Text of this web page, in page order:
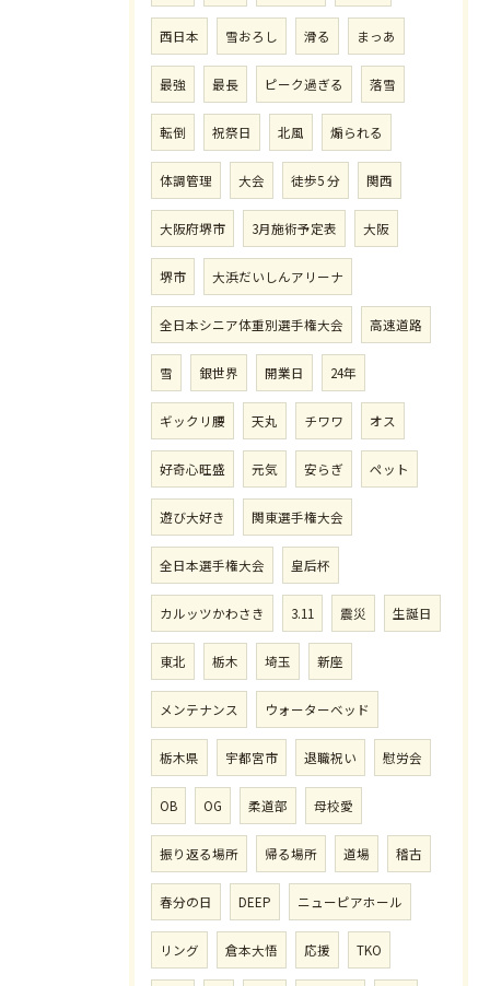
西日本 雪おろし 滑る まっあ
最強 最長 ピーク過ぎる 落雪
転倒 祝祭日 北風 煽られる
体調管理 大会 徒歩5 分 関西
大阪府堺市 3月施術予定表 大阪
堺市 大浜だいしんアリーナ
全日本シニア体重別選手権大会 高速道路
雪 銀世界 開業日 24年
ギックリ腰 天丸 チワワ オス
好奇心旺盛 元気 安らぎ ペット
遊び大好き 関東選手権大会
全日本選手権大会 皇后杯
カルッツかわさき 3.11 震災 生誕日
東北 栃木 埼玉 新座
メンテナンス ウォーターベッド
栃木県 宇都宮市 退職祝い 慰労会
OB OG 柔道部 母校愛
振り返る場所 帰る場所 道場 稽古
春分の日 DEEP ニューピアホール
リング 倉本大悟 応援 TKO